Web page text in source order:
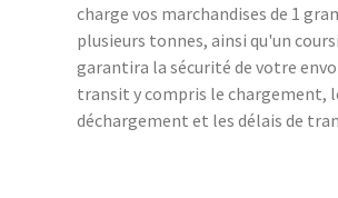
charge vos marchandises de 1
plusieurs tonnes, ainsi qu'un
garantira la sécurité de votre
transit y compris le chargement,
déchargement et les délais de